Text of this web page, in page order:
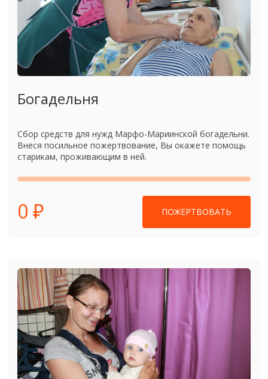
Богадельня
Сбор средств для нужд Марфо-Мариинской богадельни.
Внеся посильное пожертвование, Вы окажете помощь
старикам, проживающим в ней.
0 ₽ ПОЖЕРТВОВАТЬ